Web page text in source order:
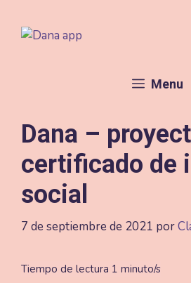
contenido
Menu
Dana –
certificado de
social
7 de septiembre de 2021 por